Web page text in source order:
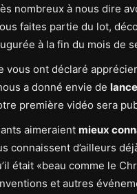
nombreux à nous dire
faites partie du lot,
à la fin du mois de
vous ont déclaré
a donné envie de
première vidéo sera
aimeraient mieux
connaissent d’ailleurs
était «beau comme le
et autres